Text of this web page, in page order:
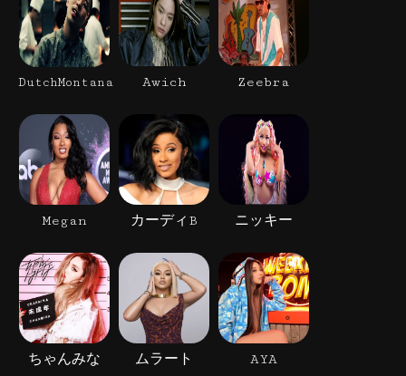
DutchMontana Awich Zeebra
Megan カーディB ニッキー
ちゃんみな ムラート AYA